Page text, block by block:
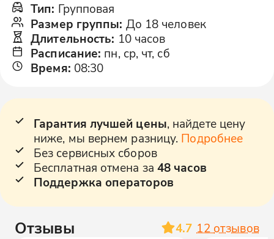
Тип: Групповая
Размер группы: До 18 человек
Длительность: 10 часов
Расписание: пн, ср, чт, сб
Время: 08:30
Гарантия лучшей цены, найдете цену
ниже, мы вернем разницу. Подробнее
Без сервисных сборов
Бесплатная отмена за 48 часов
Поддержка операторов
Отзывы 4.7 12 отзывов